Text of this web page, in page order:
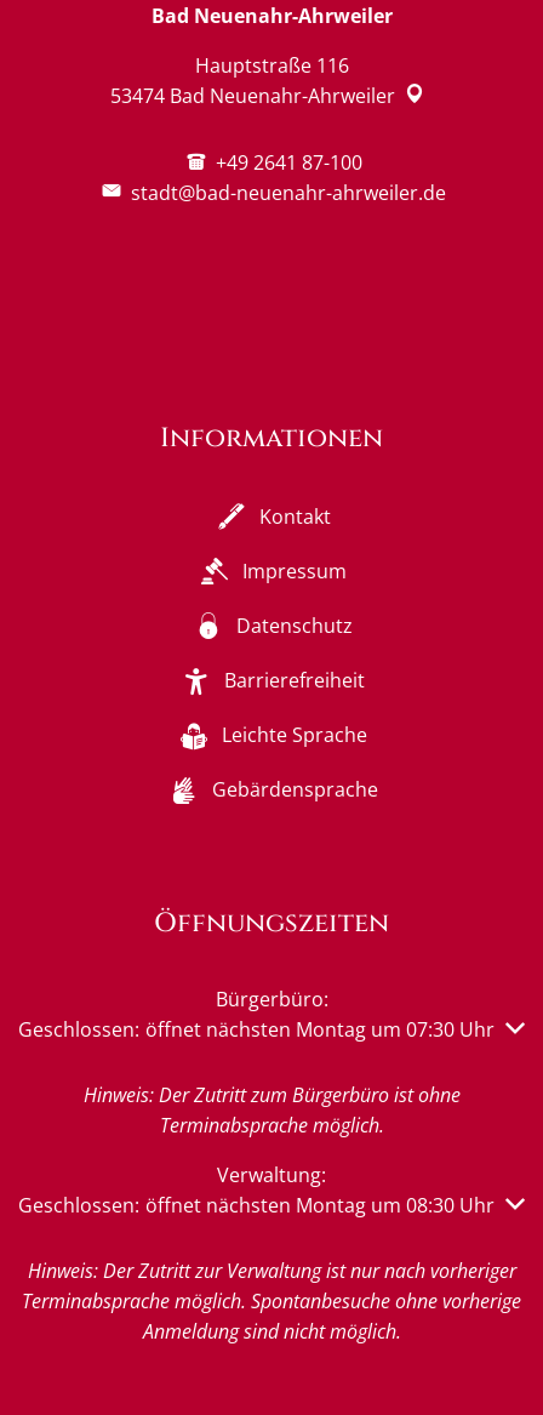
Bad Neuenahr-Ahrweiler
Hauptstraße 116
53474 Bad Neuenahr-Ahrweiler
+49 2641 87-100
stadt@bad-neuenahr-ahrweiler.de
Informationen
Kontakt
Impressum
Datenschutz
Barrierefreiheit
Leichte Sprache
Gebärdensprache
Öffnungszeiten
Bürgerbüro:
Klicken, um weitere Öffnungs- oder Schließzeiten
Geschlossen: öffnet nächsten Montag um 07:30 Uhr
Hinweis: Der Zutritt zum Bürgerbüro ist ohne
Terminabsprache möglich.
Verwaltung:
Klicken, um weitere Öffnungs- oder Schließzeiten
Geschlossen: öffnet nächsten Montag um 08:30 Uhr
Hinweis: Der Zutritt zur Verwaltung ist nur nach vorheriger
Terminabsprache möglich. Spontanbesuche ohne vorherige
Anmeldung sind nicht möglich.